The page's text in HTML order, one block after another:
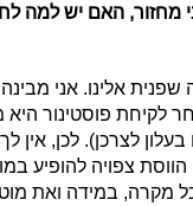
מחזור, האם יש למה
שפנית אלינו. אני
פוסטינור היא
לצרכן). לכן, אין
צפויה להופיע
מקרה, במידה ואת